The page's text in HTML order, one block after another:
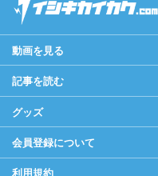
動画を見る
記事を読む
グッズ
会員登録について